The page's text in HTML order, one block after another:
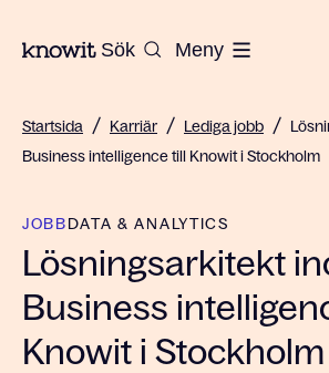
Till startsidan på Knowit
Sök Meny
Startsida / Karriär / Lediga jobb /
Business intelligence till Knowit i Stockholm
JOBBDATA & ANALYTICS
Lösningsarkitekt
Business
Knowit i Stockholm